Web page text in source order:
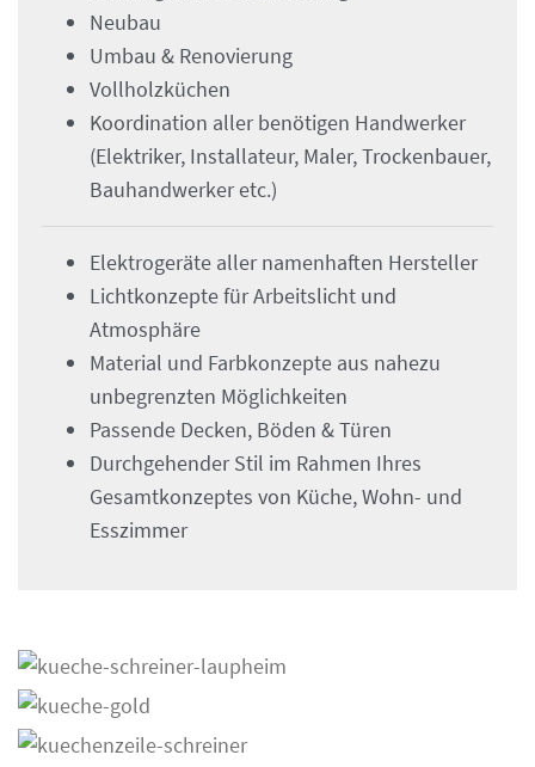
Neubau
Umbau & Renovierung
Vollholzküchen
Koordination aller benötigen Handwerker
(Elektriker, Installateur, Maler, Trockenbauer,
Bauhandwerker etc.)
Elektrogeräte aller namenhaften Hersteller
Lichtkonzepte für Arbeitslicht und
Atmosphäre
Material und Farbkonzepte aus nahezu
unbegrenzten Möglichkeiten
Passende Decken, Böden & Türen
Durchgehender Stil im Rahmen Ihres
Gesamtkonzeptes von Küche, Wohn- und
Esszimmer